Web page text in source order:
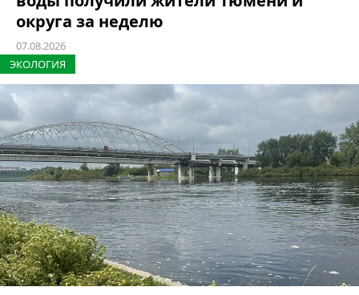
округа за неделю
07.08.2026
ЭКОЛОГИЯ